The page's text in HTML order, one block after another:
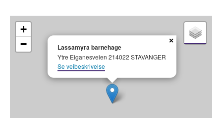
Lassamyra barnehage
Ytre Eiganesveien 214022 STAVANGER
Se veibeskrivelse
×
+
−